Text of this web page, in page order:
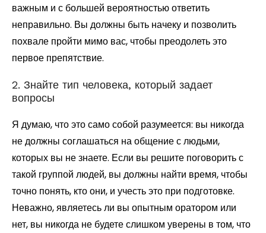
важным и с большей вероятностью ответить
неправильно. Вы должны быть начеку и позволить
похвале пройти мимо вас, чтобы преодолеть это
первое препятствие.
2. Знайте тип человека, который задает
вопросы
Я думаю, что это само собой разумеется: вы никогда
не должны соглашаться на общение с людьми,
которых вы не знаете. Если вы решите поговорить с
такой группой людей, вы должны найти время, чтобы
точно понять, кто они, и учесть это при подготовке.
Неважно, являетесь ли вы опытным оратором или
нет, вы никогда не будете слишком уверены в том, что